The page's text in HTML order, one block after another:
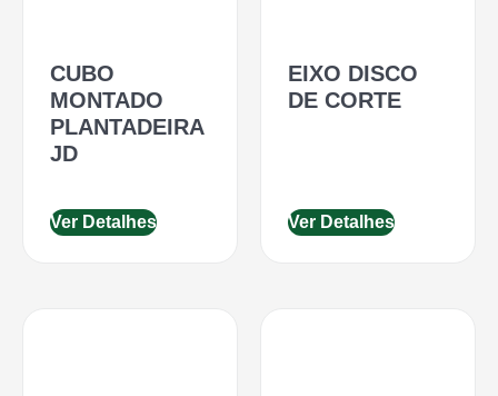
CUBO
MONTADO
PLANTADEIRA
JD
Ver Detalhes
EIXO DISCO
DE CORTE
Ver Detalhes